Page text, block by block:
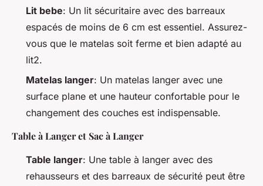
Lit bebe: Un lit sécuritaire avec des barreaux
espacés de moins de 6 cm est essentiel. Assurez-
vous que le matelas soit ferme et bien adapté au
lit2.
Matelas langer: Un matelas langer avec une
surface plane et une hauteur confortable pour le
changement des couches est indispensable.
Table à Langer et Sac à Langer
Table langer: Une table à langer avec des
rehausseurs et des barreaux de sécurité peut être